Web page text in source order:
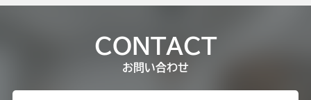
CONTACT
お問い合わせ